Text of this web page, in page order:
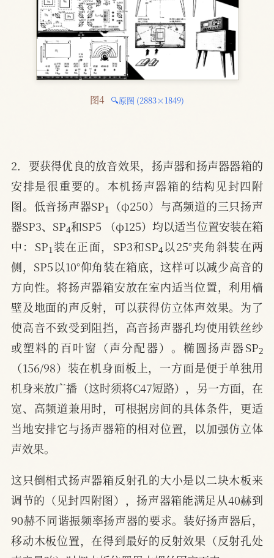
图4 🔍原图 (2883×1849)
2．要获得优良的放音效果，扬声器和扬声器器箱的
安排是很重要的。本机扬声器箱的结构见封四附
图。低音扬声器SP
（φ250）与高频道的三只扬声
器SP3、SP4和SP5 （φ125）均以适当位置安装在箱
中：SP 1装在正面，SP3和SP4以25°夹角斜装在两
侧，SP5以10°仰角装在箱底，这样可以减少高音的
方向性。将扬声器箱安放在室内适当位置，利用樯
壁及地面的声反射，可以获得仿立体声效果。为了
使高音不致受到阻挡，高音扬声器孔均使用铁丝纱
或塑料的百叶窗（声分配器）。椭圆扬声器SP2
（156/98）装在机身面板上，一方面是便于单独用
机身来放广播（这时须将C47短路），另一方面，在
宽、高频道兼用时，可根据房间的具体条件，更适
当地安排它与扬声器箱的相对位置，以加强仿立体
声效果。
这只倒相式扬声器箱反射孔的大小是以二块木板来
调节的（见封四附图），扬声器箱能满足从40赫到
90赫不同谐振频率扬声器的要求。装好扬声器后，
移动木板位置，在得到最好的反射效果（反射孔处